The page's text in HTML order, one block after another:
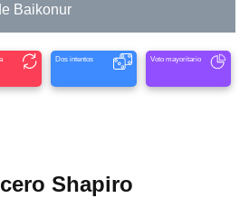
Baikonur
Dos intentos Voto mayoritario
Shapiro